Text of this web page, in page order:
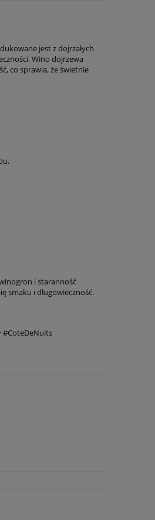
jest z dojrzałych
Wino dojrzewa
co sprawia, że świetnie
i staranność
smaku i długowieczność.
#CoteDeNuits